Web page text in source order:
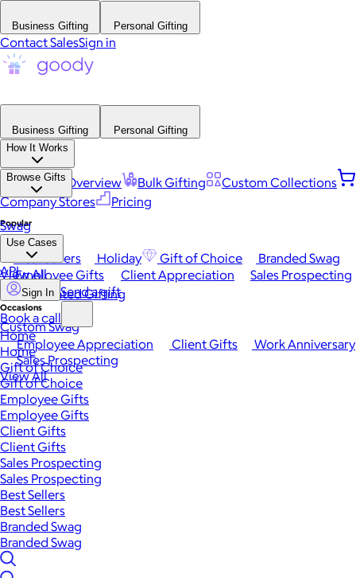
Business Gifting Personal Gifting
Contact SalesSign in
Business Gifting
Personal Gifting
How It Works
Platform Overview Bulk Gifting
Custom Collections
Company Stores
Pricing
Browse Gifts
Popular
Best Sellers Holiday Gift of Choice
Branded Swag
View All
Occasions
Employee Appreciation Client Gifts
Work Anniversary
Sales Prospecting
View All
Swag
Use Cases
Employee Gifts Client Appreciation
Sales Prospecting
Automated Gifting
Custom Swag
API
Sign In Send a gift
Book a call
Home
Home
Gift of Choice
Gift of Choice
Employee Gifts
Employee Gifts
Client Gifts
Client Gifts
Sales Prospecting
Sales Prospecting
Best Sellers
Best Sellers
Branded Swag
Branded Swag